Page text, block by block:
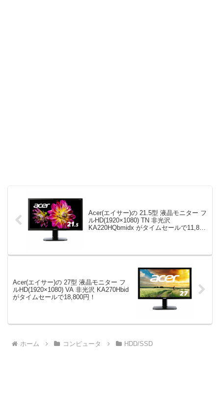
Acer(エイサー)の 21.5型 液晶モニター フ
ルHD(1920×1080) TN 非光沢
KA220HQbmidx がタイムセールで11,800
Acer(エイサー)の 27型 液晶モニター フ
ルHD(1920×1080) VA 非光沢 KA270Hbid
がタイムセールで18,800円！
ホーム コンピュータ HDD/SSD